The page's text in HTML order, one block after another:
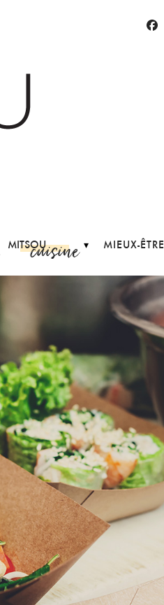
MITSOUcuisine MIEUX-ÊTRE